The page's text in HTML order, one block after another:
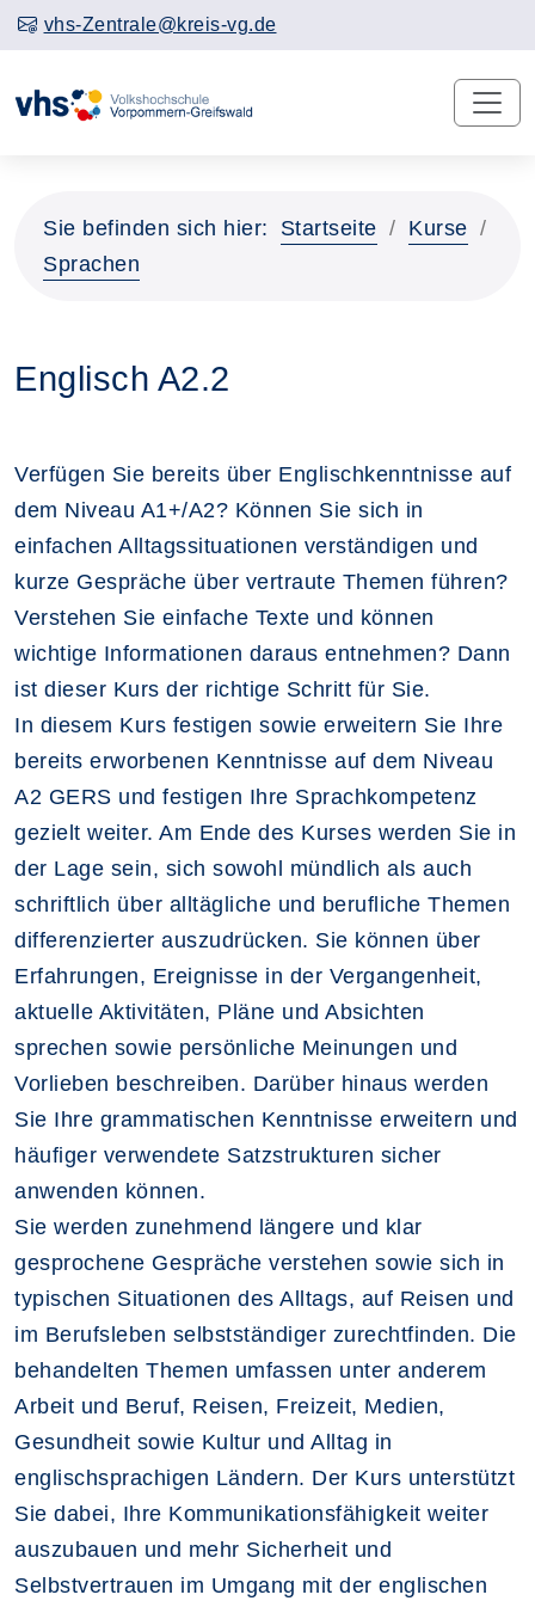
vhs-Zentrale@kreis-vg.de
Sie befinden sich hier: Startseite
Kurse
Sprachen
Englisch A2.2
Verfügen Sie bereits über Englischkenntnisse auf
dem Niveau A1+/A2? Können Sie sich in
einfachen Alltagssituationen verständigen und
kurze Gespräche über vertraute Themen führen?
Verstehen Sie einfache Texte und können
wichtige Informationen daraus entnehmen? Dann
ist dieser Kurs der richtige Schritt für Sie.
In diesem Kurs festigen sowie erweitern Sie Ihre
bereits erworbenen Kenntnisse auf dem Niveau
A2 GERS und festigen Ihre Sprachkompetenz
gezielt weiter. Am Ende des Kurses werden Sie in
der Lage sein, sich sowohl mündlich als auch
schriftlich über alltägliche und berufliche Themen
differenzierter auszudrücken. Sie können über
Erfahrungen, Ereignisse in der Vergangenheit,
aktuelle Aktivitäten, Pläne und Absichten
sprechen sowie persönliche Meinungen und
Vorlieben beschreiben. Darüber hinaus werden
Sie Ihre grammatischen Kenntnisse erweitern und
häufiger verwendete Satzstrukturen sicher
anwenden können.
Sie werden zunehmend längere und klar
gesprochene Gespräche verstehen sowie sich in
typischen Situationen des Alltags, auf Reisen und
im Berufsleben selbstständiger zurechtfinden. Die
behandelten Themen umfassen unter anderem
Arbeit und Beruf, Reisen, Freizeit, Medien,
Gesundheit sowie Kultur und Alltag in
englischsprachigen Ländern. Der Kurs unterstützt
Sie dabei, Ihre Kommunikationsfähigkeit weiter
auszubauen und mehr Sicherheit und
Selbstvertrauen im Umgang mit der englischen